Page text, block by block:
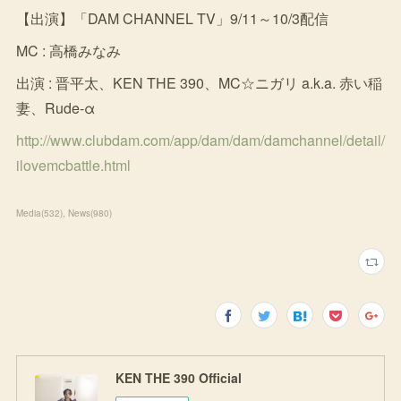
【出演】「DAM CHANNEL TV」9/11～10/3配信
MC : 高橋みなみ
出演 : 晋平太、KEN THE 390、MC☆ニガリ a.k.a. 赤い稲
妻、Rude-α
http://www.clubdam.com/app/dam/dam/damchannel/detail/
ilovemcbattle.html
Media(532) News(980)
KEN THE 390 Official